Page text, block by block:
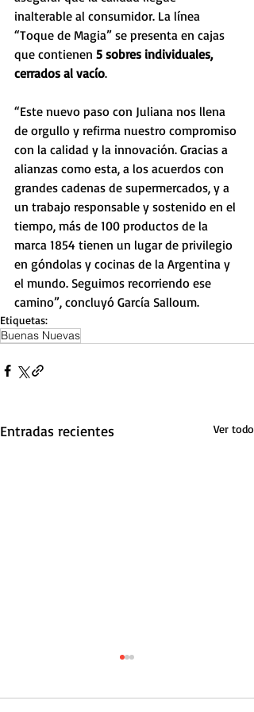
inalterable al consumidor. La línea
“Toque de Magia” se presenta en cajas
que contienen 5 sobres individuales,
cerrados al vacío.
“Este nuevo paso con Juliana nos llena
de orgullo y refirma nuestro compromiso
con la calidad y la innovación. Gracias a
alianzas como esta, a los acuerdos con
grandes cadenas de supermercados, y a
un trabajo responsable y sostenido en el
tiempo, más de 100 productos de la
marca 1854 tienen un lugar de privilegio
en góndolas y cocinas de la Argentina y
el mundo. Seguimos recorriendo ese
camino”, concluyó García Salloum.
Etiquetas:
Buenas Nuevas
Entradas recientes Ver todo